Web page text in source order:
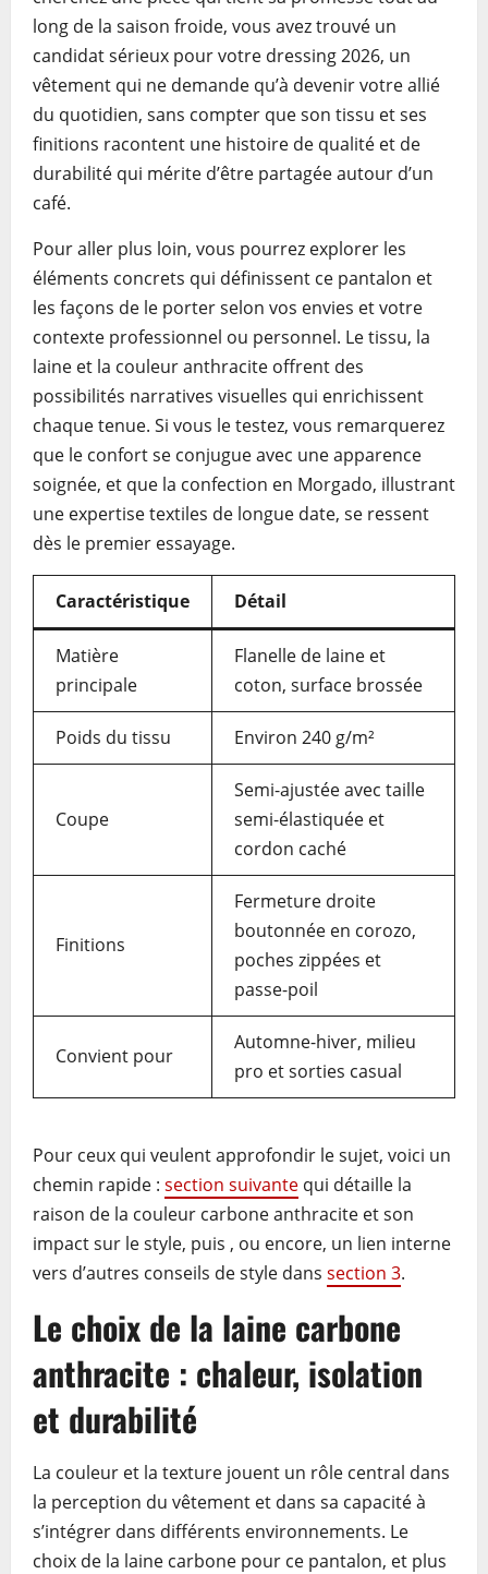
long de la saison froide, vous avez trouvé un
candidat sérieux pour votre dressing 2026, un
vêtement qui ne demande qu’à devenir votre allié
du quotidien, sans compter que son tissu et ses
finitions racontent une histoire de qualité et de
durabilité qui mérite d’être partagée autour d’un
café.
Pour aller plus loin, vous pourrez explorer les
éléments concrets qui définissent ce pantalon et
les façons de le porter selon vos envies et votre
contexte professionnel ou personnel. Le tissu, la
laine et la couleur anthracite offrent des
possibilités narratives visuelles qui enrichissent
chaque tenue. Si vous le testez, vous remarquerez
que le confort se conjugue avec une apparence
soignée, et que la confection en Morgado, illustrant
une expertise textiles de longue date, se ressent
dès le premier essayage.
Caractéristique Détail
Matière
principale
Flanelle de laine et
coton, surface brossée
Poids du tissu Environ 240 g/m²
Coupe
Semi-ajustée avec taille
semi-élastiquée et
cordon caché
Finitions
Fermeture droite
boutonnée en corozo,
poches zippées et
passe-poil
Convient pour
Automne-hiver, milieu
pro et sorties casual
Pour ceux qui veulent approfondir le sujet, voici un
chemin rapide : section suivante qui détaille la
raison de la couleur carbone anthracite et son
impact sur le style, puis , ou encore, un lien interne
vers d’autres conseils de style dans section 3.
Le choix de la laine carbone
anthracite : chaleur, isolation
et durabilité
La couleur et la texture jouent un rôle central dans
la perception du vêtement et dans sa capacité à
s’intégrer dans différents environnements. Le
choix de la laine carbone pour ce pantalon, et plus